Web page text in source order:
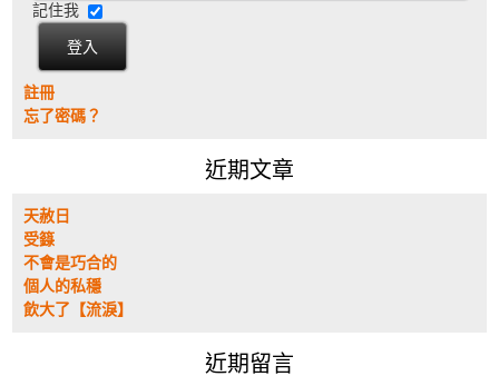
記住我
註冊
忘了密碼？
近期文章
天赦日
受籙
不會是巧合的
個人的私穩
飲大了【流淚】
近期留言